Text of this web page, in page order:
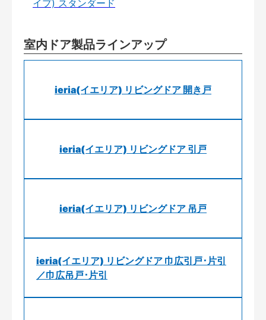
イプ) スタンダード
室内ドア製品ラインアップ
ieria(イエリア) リビングドア 開き戸
ieria(イエリア) リビングドア 引戸
ieria(イエリア) リビングドア 吊戸
ieria(イエリア) リビングドア 巾広引戸･片引
／巾広吊戸･片引